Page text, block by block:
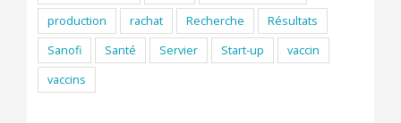
production
rachat Recherche
Résultats
Sanofi
Santé Servier Start-up
vaccin
vaccins